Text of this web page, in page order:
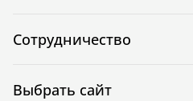
Сотрудничество
Выбрать сайт